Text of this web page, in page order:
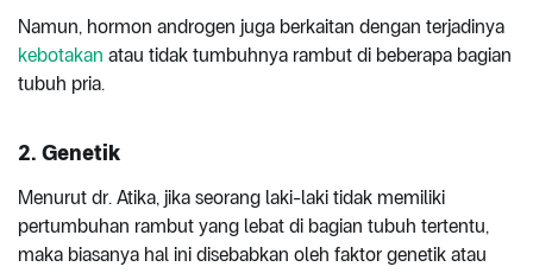
Namun, hormon androgen juga berkaitan dengan terjadinya
kebotakan atau tidak tumbuhnya rambut di beberapa bagian
tubuh pria.
2. Genetik
Menurut dr. Atika, jika seorang laki-laki tidak memiliki
pertumbuhan rambut yang lebat di bagian tubuh tertentu,
maka biasanya hal ini disebabkan oleh faktor genetik atau